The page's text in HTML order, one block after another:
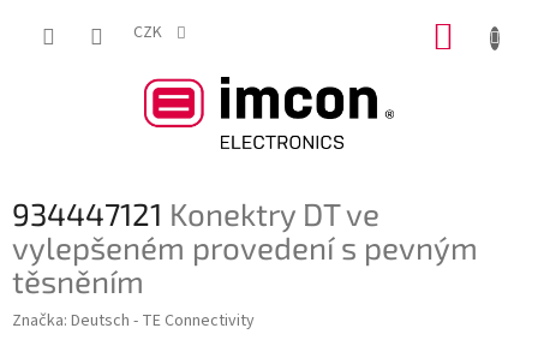
CZK
934447121 Konektry DT ve
vylepšeném provedení s pevným
těsněním
Značka: Deutsch - TE Connectivity